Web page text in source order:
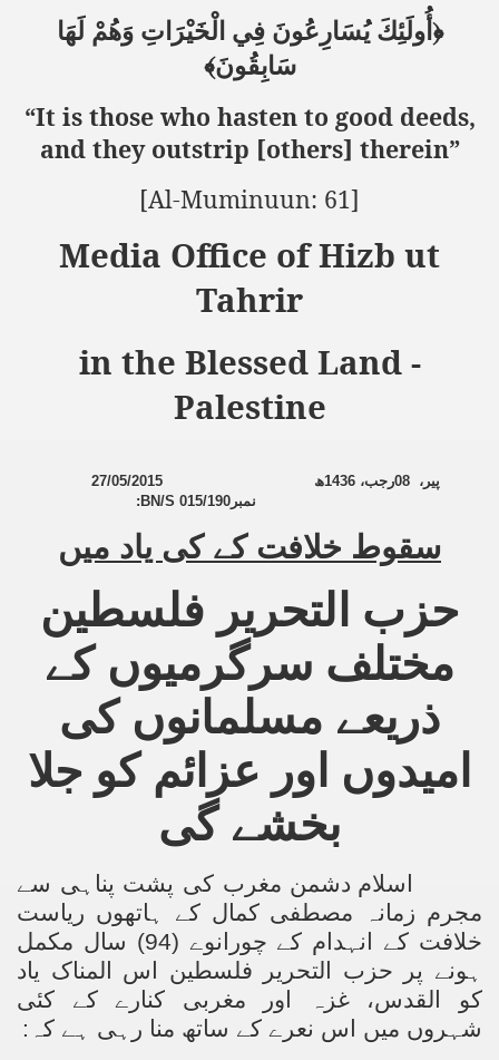
﴿أُولَئِكَ يُسَارِعُونَ فِي الْخَيْرَاتِ وَهُمْ لَهَا
سَابِقُونَ﴾
“It is those who hasten to good deeds,
and they outstrip [others] therein”
[Al-Muminuun: 61]
Media Office of Hizb ut
Tahrir
in the Blessed Land -
Palestine
پیر، 08رجب،1436ھ
27/05/2015
نمبر BN/S 015/190
:
سقوط خلافت کے کی یاد میں
حزب التحریر فلسطین
مختلف سرگرمیوں کے
ذریعے مسلمانوں کی
امیدوں اور عزائم کو جلا
بخشے گی
اسلام دشمن مغرب کی پشت پناہی سے
مجرم زمانہ مصطفی کمال کے ہاتھوں ریاست
خلافت کے انہدام کے چورانوے (94) سال مکمل
ہونے پر حزب التحریر فلسطین اس المناک یاد
کو القدس، غزہ اور مغربی کنارے کے کئی
شہروں میں اس نعرے کے ساتھ منا رہی ہے کہ: